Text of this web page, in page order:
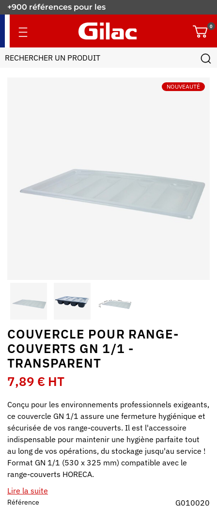
NOUVEAUTÉ
COUVERCLE POUR RANGE-
COUVERTS GN 1/1 -
TRANSPARENT
7,89 € HT
Conçu pour les environnements professionnels exigeants,
ce couvercle GN 1/1 assure une fermeture hygiénique et
sécurisée de vos range-couverts. Il est l'accessoire
indispensable pour maintenir une hygiène parfaite tout
au long de vos opérations, du stockage jusqu'au service !
Format GN 1/1 (530 x 325 mm) compatible avec le
range-couverts HORECA.
Lire la suite
Référence G010020
+900 références pour les
0